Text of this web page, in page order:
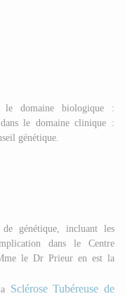
le domaine biologique :
le domaine clinique :
génétique.
génétique, incluant les
dans le Centre
le Dr Prieur en est la
Sclérose Tubéreuse de